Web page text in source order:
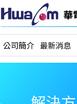
公司簡介 最新消息